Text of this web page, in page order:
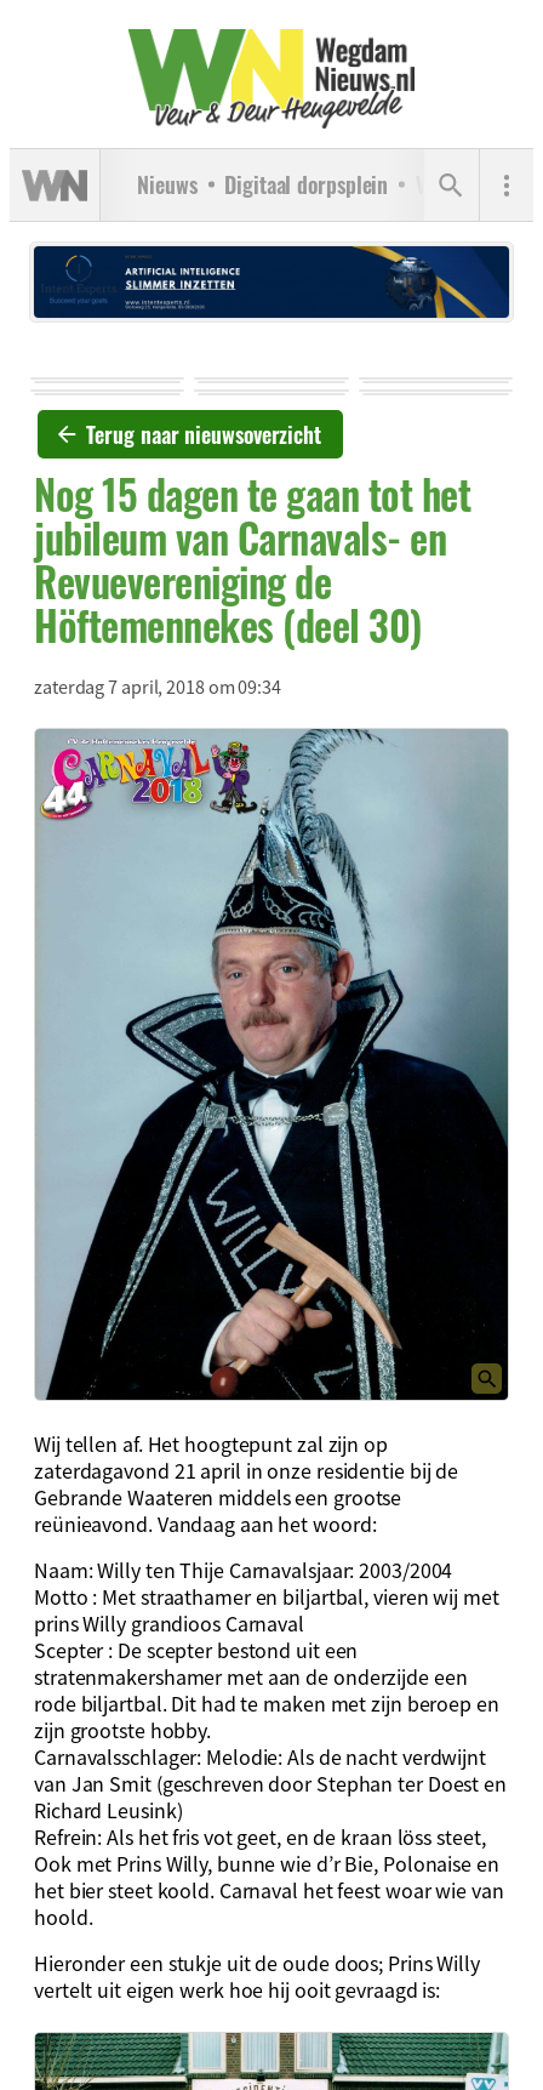
Nieuws Digitaal dorpsplein Verenigingen
Terug naar nieuwsoverzicht
Nog 15 dagen te gaan tot het
jubileum van Carnavals- en
Revuevereniging de
Höftemennekes (deel 30)
zaterdag 7 april, 2018 om 09:34
Wij tellen af. Het hoogtepunt zal zijn op
zaterdagavond 21 april in onze residentie bij de
Gebrande Waateren middels een grootse
reünieavond. Vandaag aan het woord:
Naam: Willy ten Thije Carnavalsjaar: 2003/2004
Motto : Met straathamer en biljartbal, vieren wij met
prins Willy grandioos Carnaval
Scepter : De scepter bestond uit een
stratenmakershamer met aan de onderzijde een
rode biljartbal. Dit had te maken met zijn beroep en
zijn grootste hobby.
Carnavalsschlager: Melodie: Als de nacht verdwijnt
van Jan Smit (geschreven door Stephan ter Doest en
Richard Leusink)
Refrein: Als het fris vot geet, en de kraan löss steet,
Ook met Prins Willy, bunne wie d’r Bie, Polonaise en
het bier steet koold. Carnaval het feest woar wie van
hoold.
Hieronder een stukje uit de oude doos; Prins Willy
vertelt uit eigen werk hoe hij ooit gevraagd is: